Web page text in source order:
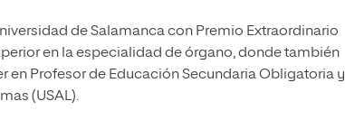
de Salamanca con Premio Extraordinario
en la especialidad de órgano, donde también
en Profesor de Educación Secundaria Obligatoria y
(USAL).